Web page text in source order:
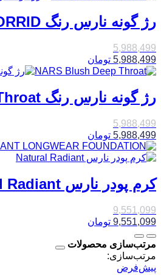
رژ گونه نارس رنگ TORRID
5,988,499
5,988,499 تومان
رژ گونه نارس رنگ Deep Throat
5,988,499
5,988,499 تومان
کرم پودر نارس Natural Radiant
9,551,099
9,551,099 تومان
مرتب‌سازی محصولات
مرتب‌سازی:
پیش‌فرض